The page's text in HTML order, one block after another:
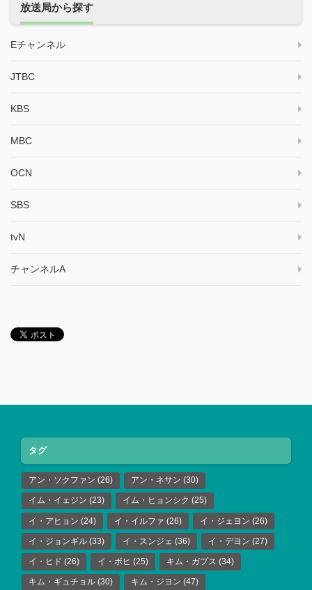
放送局から探す
Eチャンネル
JTBC
KBS
MBC
OCN
SBS
tvN
チャンネルA
タグ
アン・ソクファン (26) アン・ネサン (30)
イム・イェジン (23) イム・ヒョンシク (25)
イ・アヒョン (24) イ・イルファ (26) イ・ジェヨン (26)
イ・ジョンギル (33) イ・スンジェ (36) イ・デヨン (27)
イ・ヒド (26) イ・ボヒ (25) キム・ガプス (34)
キム・ギュチョル (30) キム・ジヨン (47)